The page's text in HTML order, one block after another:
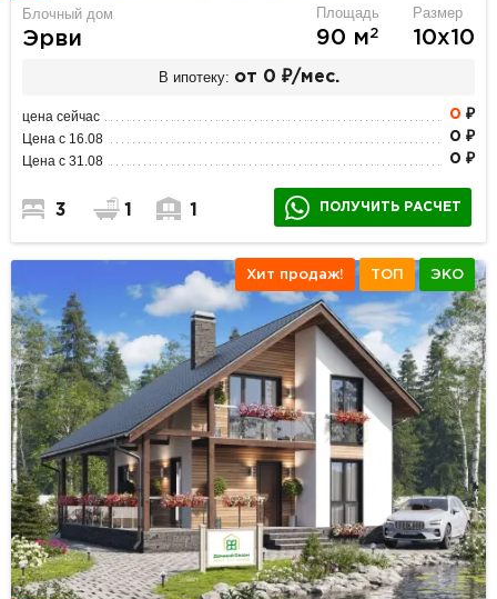
Блочный дом
Эрви
Площадь
90 м2
Размер
10х10
В ипотеку: от 0 ₽/мес.
цена сейчас 0 ₽
Цена с 16.08 0 ₽
Цена с 31.08 0 ₽
3 1 1 ПОЛУЧИТЬ РАСЧЕТ
Хит продаж! ТОП ЭКО